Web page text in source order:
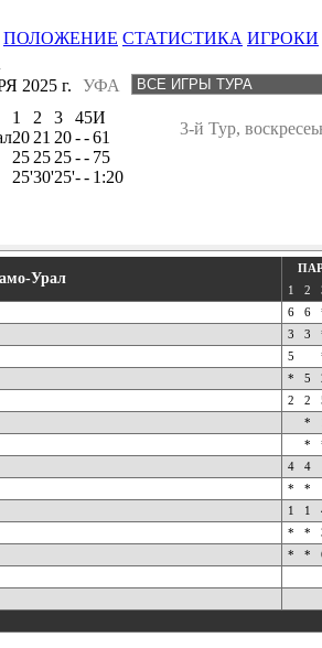
ПОЛОЖЕНИЕ СТАТИСТИКА ИГРОКИ
УФА
2025 г.
3-й Тур,
1 2 3 45И
20 21 20--61
25 25 25-- 75
25'30'25'-- 1:20
Урал
1
2
6 6
3 3
5
* 5
2 2
*
*
4 4
* *
1 1
* *
* *